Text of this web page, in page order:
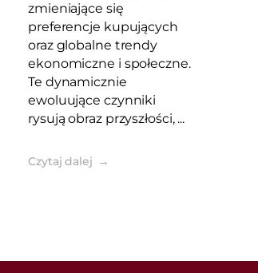
zmieniające się
preferencje kupujących
oraz globalne trendy
ekonomiczne i społeczne.
Te dynamicznie
ewoluujące czynniki
rysują obraz przyszłości, ...
Czytaj dalej